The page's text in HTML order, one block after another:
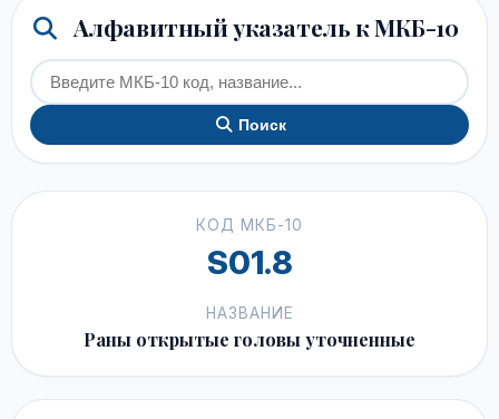
Алфавитный указатель к МКБ-10
Поиск
КОД МКБ-10
S01.8
НАЗВАНИЕ
Раны открытые головы уточненные